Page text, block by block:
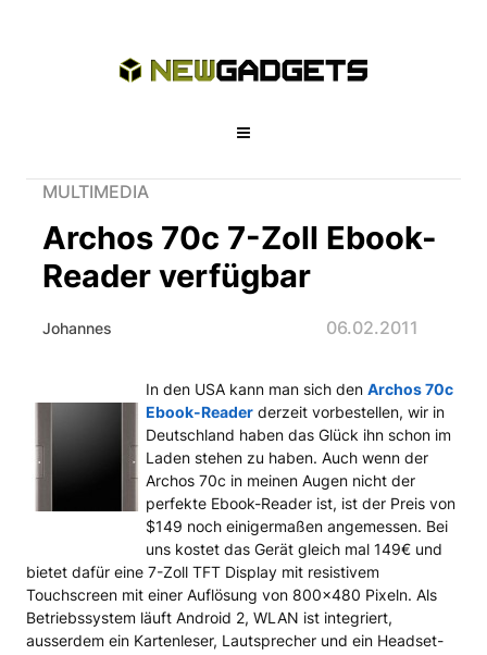
MULTIMEDIA
Archos 70c 7-Zoll Ebook-
Reader verfügbar
Johannes 06.02.2011
Archos 70c 7-Zoll Ebook-Reader
In den USA kann man sich den Archos 70c
Ebook-Readerderzeit vorbestellen, wir in
Deutschland haben das Glück ihn schon im
Laden stehen zu haben. Auch wenn der
Archos 70c in meinen Augen nicht der
perfekte Ebook-Reader ist, ist der Preis von
$149 noch einigermaßen angemessen. Bei
uns kostet das Gerät gleich mal 149€ und
bietet dafür eine 7-Zoll TFT Display mit resistivem
Touchscreen mit einer Auflösung von 800×480 Pixeln. Als
Betriebssystem läuft Android 2, WLAN ist integriert,
ausserdem ein Kartenleser, Lautsprecher und ein Headset-